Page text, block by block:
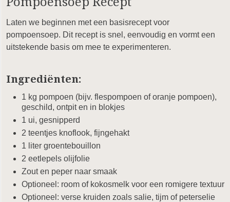
Laten we beginnen met een basisrecept voor
pompoensoep. Dit recept is snel, eenvoudig en vormt een
uitstekende basis om mee te experimenteren.
Ingrediënten:
1 kg pompoen (bijv. flespompoen of oranje pompoen),
geschild, ontpit en in blokjes
1 ui, gesnipperd
2 teentjes knoflook, fijngehakt
1 liter groentebouillon
2 eetlepels olijfolie
Zout en peper naar smaak
Optioneel: room of kokosmelk voor een romigere textuur
Optioneel: verse kruiden zoals salie, tijm of peterselie